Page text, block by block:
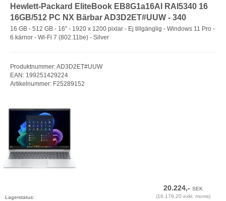
Hewlett-Packard EliteBook EB8G1a16AI RAI5340 16
16GB/512 PC NX Bärbar AD3D2ET#UUW - 340
16 GB - 512 GB - 16" - 1920 x 1200 pixlar - Ej tillgänglig - Windows 11 Pro -
6 kärnor - Wi-Fi 7 (802.11be) - Silver
Produktnummer: AD3D2ET#UUW
EAN: 199251429224
Artikelnummer: F25289152
Lagerstatus:
20.224,-SEK
(16.179,20 exkl. moms)